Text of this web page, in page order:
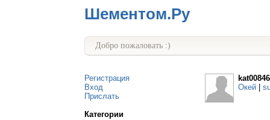
Шементом.Ру
Добро пожаловать :)
Регистрация
Вход
Прислать
Категории
kat00846
Окей